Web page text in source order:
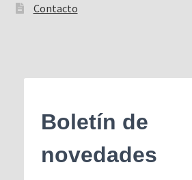
Contacto
Boletín de
novedades